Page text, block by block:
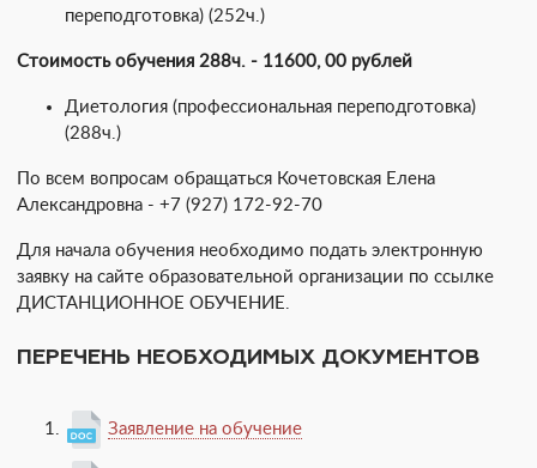
переподготовка) (252ч.)
Стоимость обучения 288ч. - 11600, 00 рублей
Диетология (профессиональная переподготовка)
(288ч.)
По всем вопросам обращаться Кочетовская Елена
Александровна - +7 (927) 172-92-70
Для начала обучения необходимо подать электронную
заявку на сайте образовательной организации по ссылке
ДИСТАНЦИОННОЕ ОБУЧЕНИЕ.
ПЕРЕЧЕНЬ НЕОБХОДИМЫХ ДОКУМЕНТОВ
Заявление на обучение